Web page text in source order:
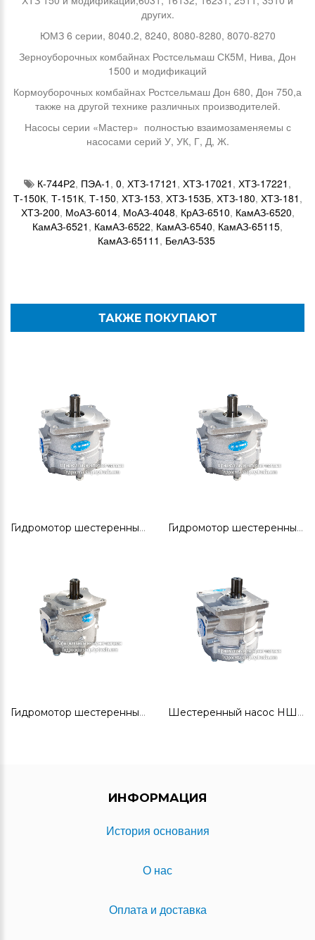
других.
ЮМЗ 6 серии, 8040.2, 8240, 8080-8280, 8070-8270
Зерноуборочных комбайнах Ростсельмаш СК5М, Нива, Дон
1500 и модификаций
Кормоуборочных комбайнах Ростсельмаш Дон 680, Дон 750,а
также на другой технике различных производителей.
Насосы серии «Мастер» полностью взаимозаменяемы с
насосами серий У, УК, Г, Д, Ж.
К-744Р2, ПЭА-1 , 0, ХТЗ-17121 , ХТЗ-17021 , ХТЗ-17221 ,
Т-150К, Т-151К, Т-150, ХТЗ-153, ХТЗ-153Б, ХТЗ-180, ХТЗ-181 ,
ХТЗ-200, МоАЗ-6014, МоАЗ-4048, КрАЗ-6510, КамАЗ-6520,
КамАЗ-6521 , КамАЗ-6522, КамАЗ-6540, КамАЗ-65115,
КамАЗ-65111 , БелАЗ-535
ТАКЖЕ ПОКУПАЮТ
Гидромотор шестеренный ГМШ32-3 Гидромотор шестеренный ГМШ32-3Л
Гидромотор шестеренный ГМШ50-3Л Шестеренный насос НШ100А-3Л
ИНФОРМАЦИЯ
История основания
О нас
Оплата и доставка